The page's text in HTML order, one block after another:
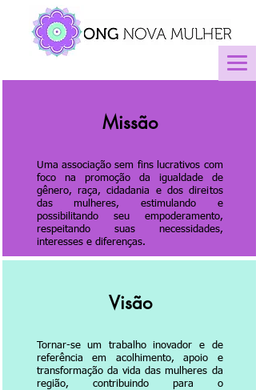
Missão
Uma associação sem fins lucrativos com
foco na promoção da igualdade de
gênero, raça, cidadania e dos direitos
das mulheres, estimulando e
possibilitando seu empoderamento,
respeitando suas necessidades,
interesses e diferenças.
Visão
Tornar-se um trabalho inovador e de
referência em acolhimento, apoio e
transformação da vida das mulheres da
região, contribuindo para o